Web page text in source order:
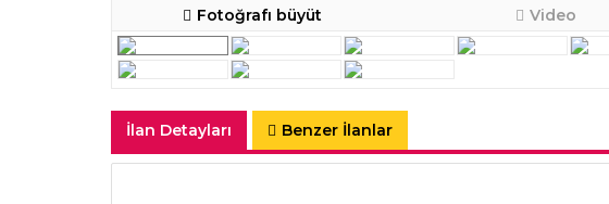
Fotoğrafı büyüt Video
İlan Detayları Benzer İlanlar